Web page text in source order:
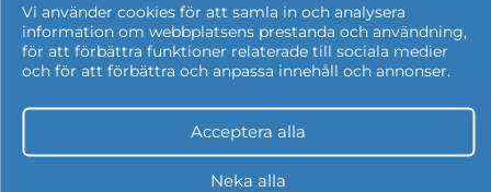
Vi använder cookies för att samla in och analysera
information om webbplatsens prestanda och användning,
för att förbättra funktioner relaterade till sociala medier
och för att förbättra och anpassa innehåll och annonser.
Acceptera alla
Neka alla